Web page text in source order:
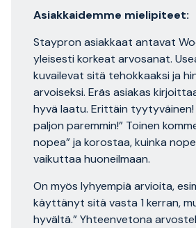
Asiakkaidemme mielipiteet:
Staypron asiakkaat antavat
yleisesti korkeat arvosanat.
kuvailevat sitä tehokkaaksi ja
arvoiseksi. Eräs asiakas
hyvä laatu. Erittäin tyytyväinen!
paljon paremmin!” Toinen
nopea” ja korostaa, kuinka
vaikuttaa huoneilmaan.
On myös lyhyempiä arvioita,
käyttänyt sitä vasta 1 kerran,
hyvältä.” Yhteenvetona